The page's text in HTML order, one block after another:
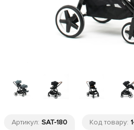
Артикул: SAT-180 Код товару: